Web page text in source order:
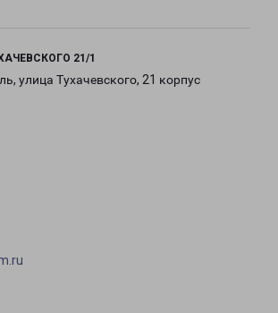
21/1
улица Тухачевского, 21 корпус